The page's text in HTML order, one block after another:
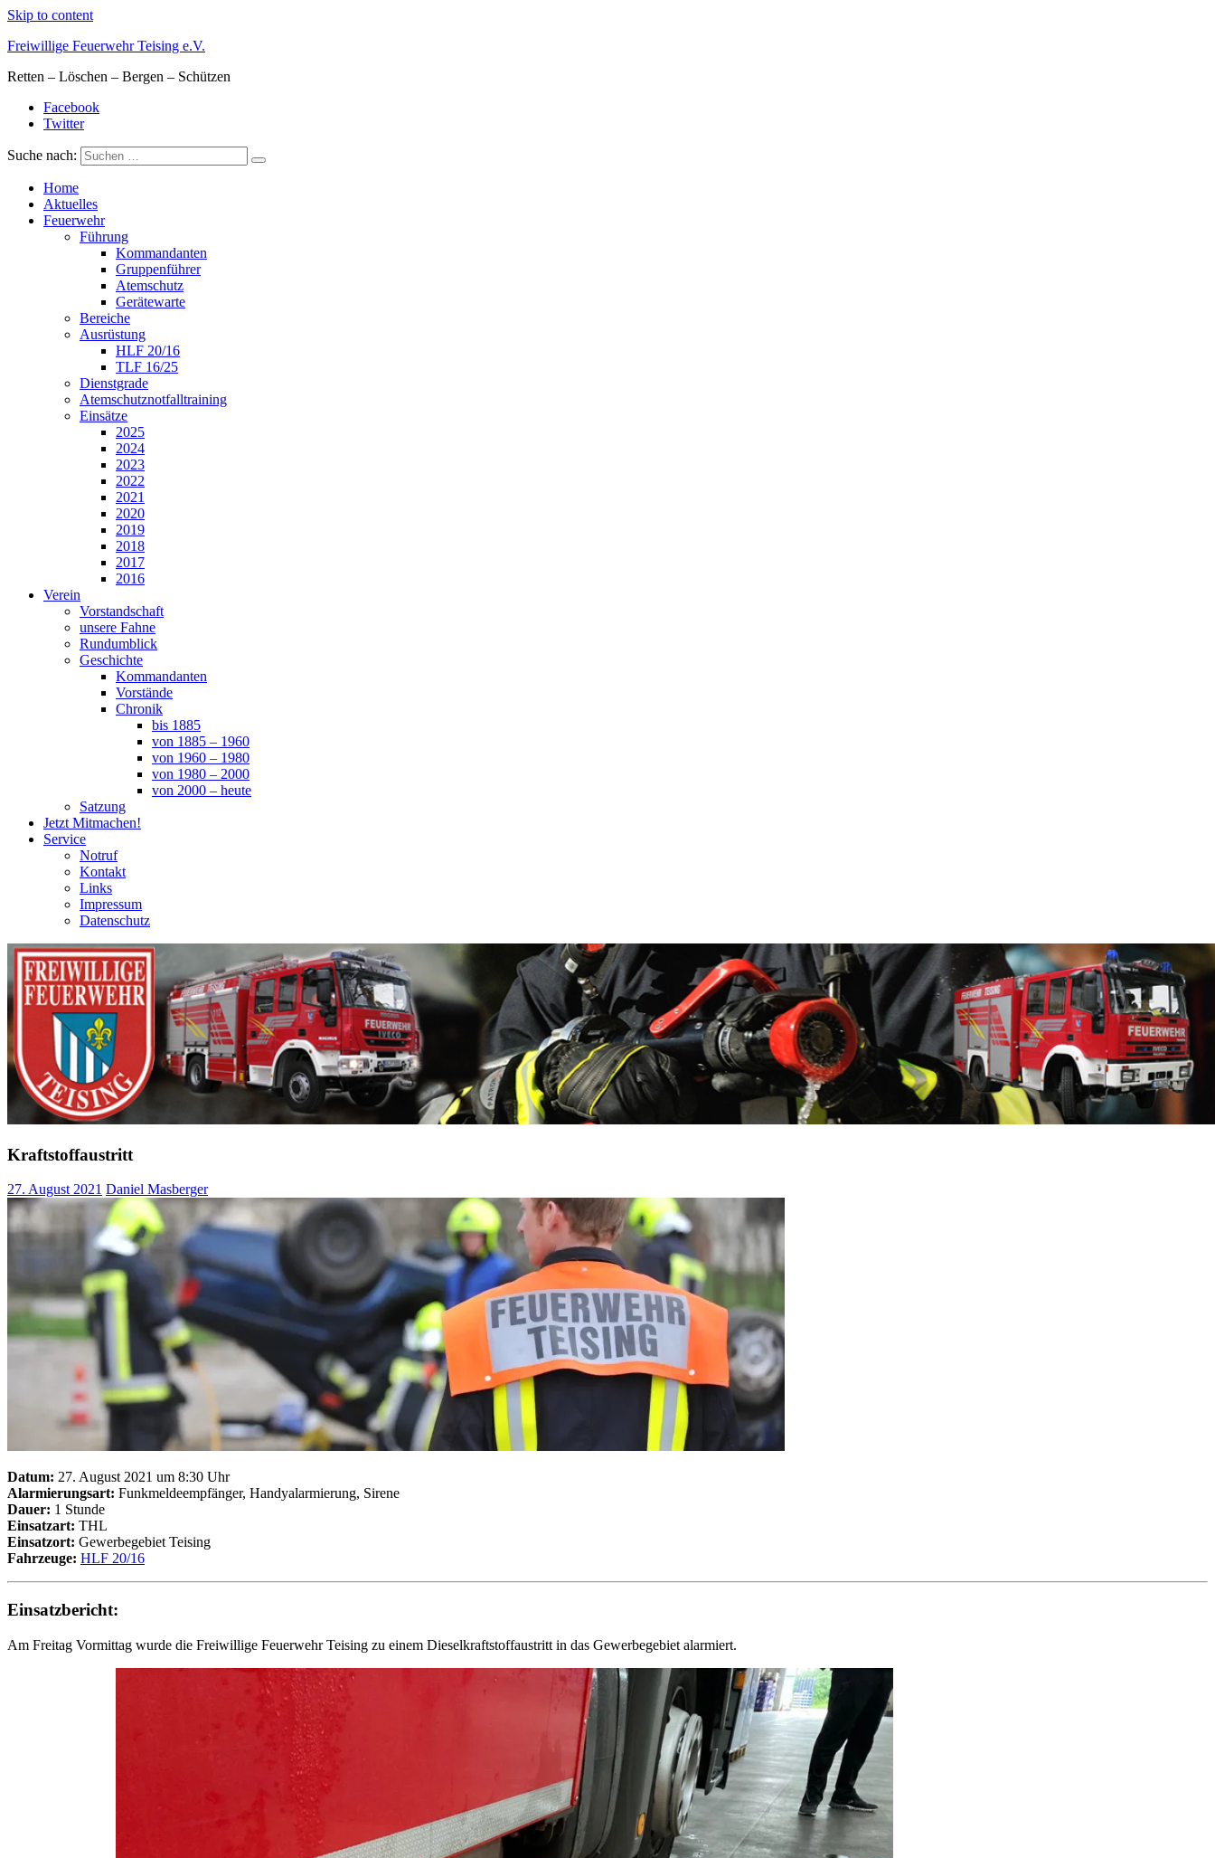
Skip to content
Freiwillige Feuerwehr Teising e.V.
Retten – Löschen – Bergen – Schützen
Facebook
Twitter
Suche nach:
Home
Aktuelles
Feuerwehr
Führung
Kommandanten
Gruppenführer
Atemschutz
Gerätewarte
Bereiche
Ausrüstung
HLF 20/16
TLF 16/25
Dienstgrade
Atemschutznotfalltraining
Einsätze
2025
2024
2023
2022
2021
2020
2019
2018
2017
2016
Verein
Vorstandschaft
unsere Fahne
Rundumblick
Geschichte
Kommandanten
Vorstände
Chronik
bis 1885
von 1885 – 1960
von 1960 – 1980
von 1980 – 2000
von 2000 – heute
Satzung
Jetzt Mitmachen!
Service
Notruf
Kontakt
Links
Impressum
Datenschutz
Kraftstoffaustritt
27. August 2021 Daniel Masberger
Datum: 27. August 2021 um 8:30 Uhr
Alarmierungsart: Funkmeldeempfänger, Handyalarmierung, Sirene
Dauer: 1 Stunde
Einsatzart: THL
Einsatzort: Gewerbegebiet Teising
Fahrzeuge: HLF 20/16
Einsatzbericht:
Am Freitag Vormittag wurde die Freiwillige Feuerwehr Teising zu einem Dieselkraftstoffaustritt in das Gewerbegebiet alarmiert.